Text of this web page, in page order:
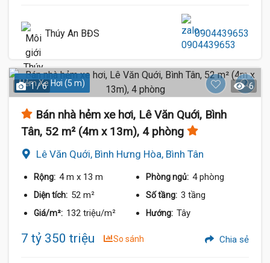
Thúy An BĐS 0904439653
Hẻm Xe Hơi (5 m)
1 / 6 6
Bán nhà hẻm xe hơi, Lê Văn Quới, Bình
Tân, 52 m² (4m x 13m), 4 phòng
Lê Văn Quới, Bình Hưng Hòa, Bình Tân
Rộng: 4 m x 13 m Phòng ngủ: 4 phòng
Diện tích: 52 m² Số tầng: 3 tầng
Giá/m²: 132 triệu/m² Hướng: Tây
7 tỷ 350 triệu So sánh Chia sẻ